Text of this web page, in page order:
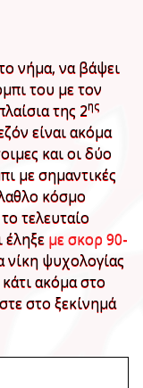
νήμα, να βάψει
του με τον
της 2ης
είναι ακόμα
και οι δύο
με σημαντικές
κόσμο
τελευταίο
έληξε με σκορ 90-
νίκη ψυχολογίας
ακόμα στο
στο ξεκίνημά